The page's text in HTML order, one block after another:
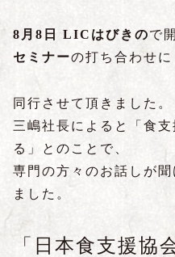
8月8日 LICはびきので
セミナーの打ち合わせに
同行させて頂きました。
三嶋社長によると「食
る」とのことで、
専門の方々のお話しが
ました。
「日本食支援協